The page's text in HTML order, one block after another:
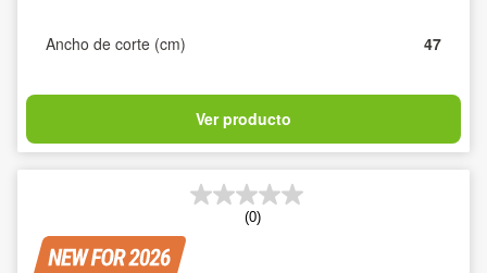
Ancho de corte (cm) 47
Ver producto
(0)